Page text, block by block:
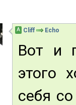
А Cliff Echo
Вот и
этого
себя